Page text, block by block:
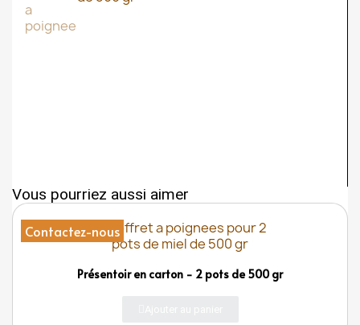
Vous pourriez aussi aimer
Contactez-nous
Présentoir en carton - 2 pots de 500 gr